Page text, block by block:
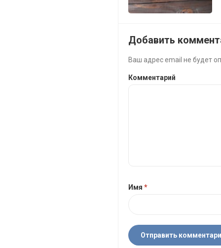
Добавить
Ваш адрес email не будет
Комментарий
Имя *